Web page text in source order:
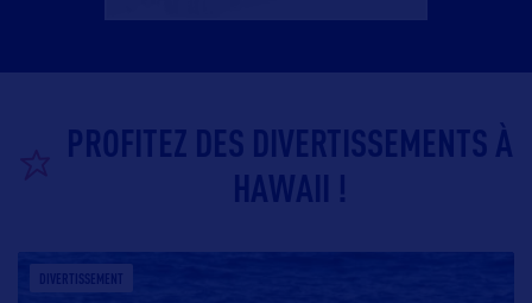
PROFITEZ DES DIVERTISSEMENTS À
HAWAII !
DIVERTISSEMENT